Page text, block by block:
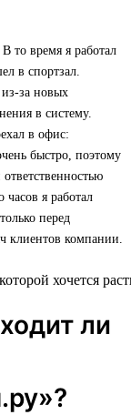
то время я работал
в спортзал.
за новых
в систему.
в офис:
быстро, поэтому
часов я работал
перед
клиентов компании.
ли